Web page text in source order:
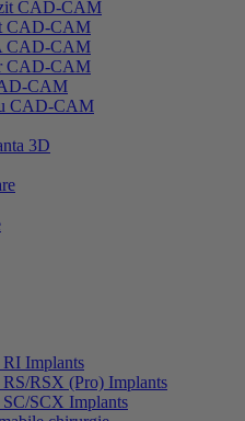
CAD-CAM
CAD-CAM
CAD-CAM
CAD-CAM
CAM
CAD-CAM
3D
RI Implants
RS/RSX (Pro) Implants
SC/SCX Implants